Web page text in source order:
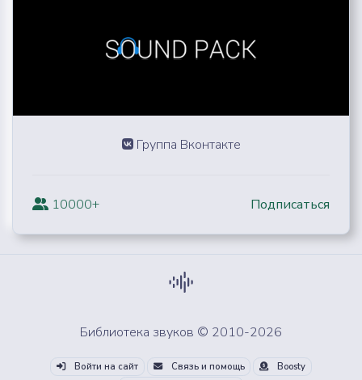
Группа Вконтакте
10000+ Подписаться
Библиотека звуков © 2010-2026
Войти на сайт Связь и помощь Boosty